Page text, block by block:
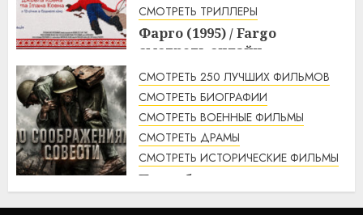
СМОТРЕТЬ ТРИЛЛЕРЫ
Фарго (1995) / Fargo
смотреть онлайн
1:49 07.08.2026
СМОТРЕТЬ 250 ЛУЧШИХ ФИЛЬМОВ
СМОТРЕТЬ БИОГРАФИИ
СМОТРЕТЬ ВОЕННЫЕ ФИЛЬМЫ
СМОТРЕТЬ ДРАМЫ
СМОТРЕТЬ ИСТОРИЧЕСКИЕ ФИЛЬМЫ
По соображениям совести
(2016) / Hacksaw Ridge